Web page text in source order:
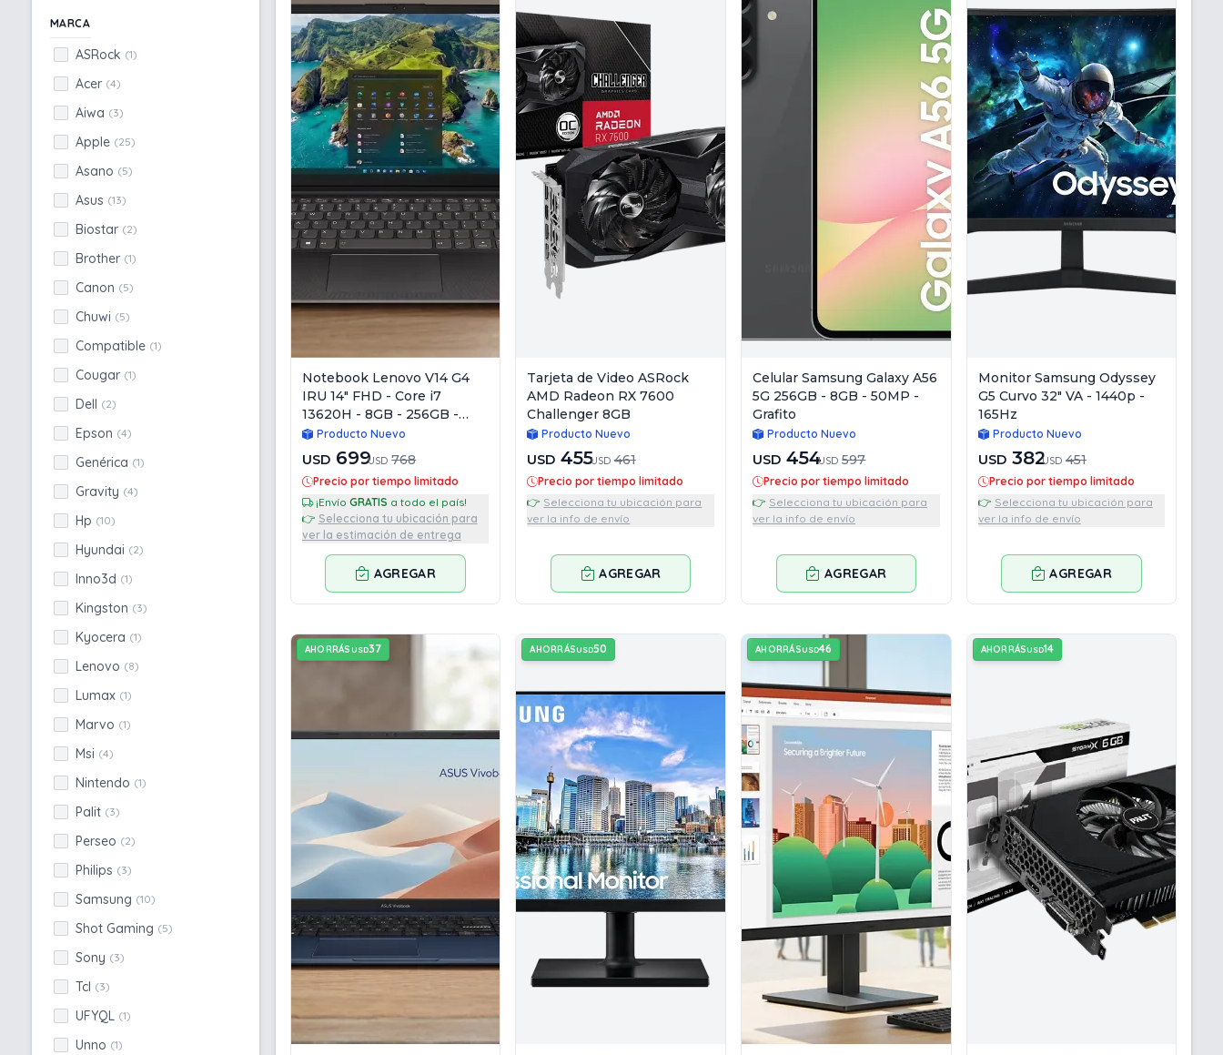
MARCA
ASRock (1)
Acer (4)
Aiwa (3)
Apple (25)
Asano (5)
Asus (13)
Biostar (2)
Brother (1)
Canon (5)
Chuwi (5)
Compatible (1)
Cougar (1)
Dell (2)
Epson (4)
Genérica (1)
Gravity (4)
Hp (10)
Hyundai (2)
Inno3d (1)
Kingston (3)
Kyocera (1)
Lenovo (8)
Lumax (1)
Marvo (1)
Msi (4)
Nintendo (1)
Palit (3)
Perseo (2)
Philips (3)
Samsung (10)
Shot Gaming (5)
Sony (3)
Tcl (3)
UFYQL (1)
Unno (1)
Notebook Lenovo V14 G4
IRU 14" FHD - Core i7
13620H - 8GB - 256GB -
Win11
Producto Nuevo
USD 699USD 768
Precio por tiempo limitado
¡Envío GRATIS
a todo el país!
👉 Selecciona tu ubicación para
ver la estimación de entrega
AGREGAR
Tarjeta de Video ASRock
AMD Radeon RX 7600
Challenger 8GB
Producto Nuevo
USD 455USD 461
Precio por tiempo limitado
👉 Selecciona tu ubicación para
ver la info de envío
AGREGAR
Celular Samsung Galaxy A56
5G 256GB - 8GB - 50MP -
Grafito
Producto Nuevo
USD 454USD 597
Precio por tiempo limitado
👉 Selecciona tu ubicación para
ver la info de envío
AGREGAR
Monitor Samsung Odyssey
G5 Curvo 32" VA - 1440p -
165Hz
Producto Nuevo
USD 382USD 451
Precio por tiempo limitado
👉 Selecciona tu ubicación para
ver la info de envío
AGREGAR
AHORRÁS USD37 AHORRÁSUSD50 AHORRÁSUSD46 AHORRÁSUSD14